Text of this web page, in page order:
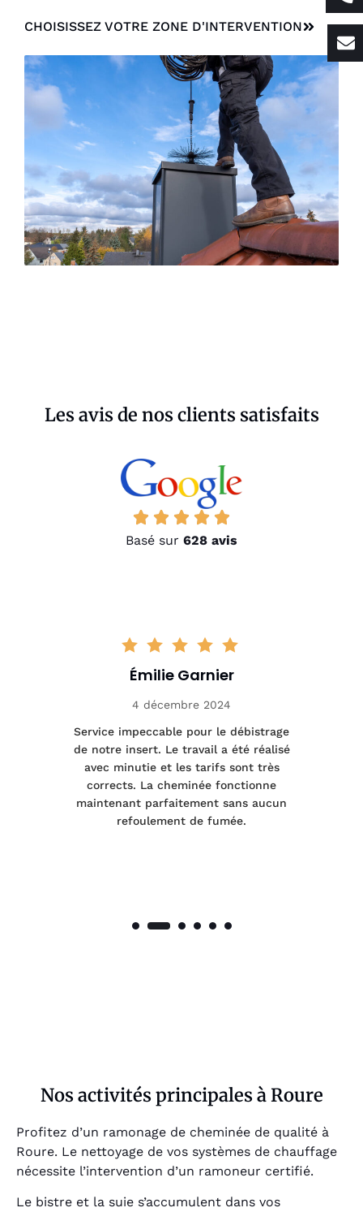
CHOISISSEZ VOTRE ZONE D'INTERVENTION
Les avis de nos clients satisfaits
Basé sur 628 avis
Émilie Garnier
4 décembre 2024
Service impeccable pour le débistrage
de notre insert. Le travail a été réalisé
avec minutie et les tarifs sont très
corrects. La cheminée fonctionne
maintenant parfaitement sans aucun
refoulement de fumée.
Nos activités principales à Roure
Profitez d’un ramonage de cheminée de qualité à
Roure. Le nettoyage de vos systèmes de chauffage
nécessite l’intervention d’un ramoneur certifié.
Le bistre et la suie s’accumulent dans vos